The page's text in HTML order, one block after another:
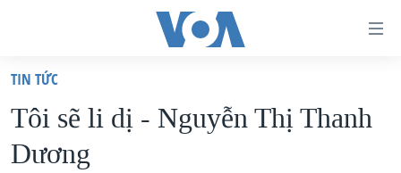
truy
cập
Tới
VIỆT NAM
HOA KỲ
TIN TỨC
Tôi sẽ li dị - Nguyễn Thị Thanh
Dương